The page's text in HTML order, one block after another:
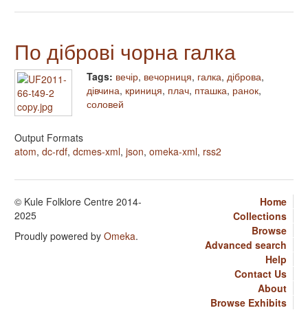
По діброві чорна галка
Tags: вечір, вечорниця, галка, діброва,
дівчина, криниця, плач, пташка, ранок,
соловей
Output Formats
atom, dc-rdf, dcmes-xml, json, omeka-xml, rss2
Home
Collections
Browse
Advanced search
Help
Contact Us
About
Browse Exhibits
© Kule Folklore Centre 2014-
2025
Proudly powered by Omeka.